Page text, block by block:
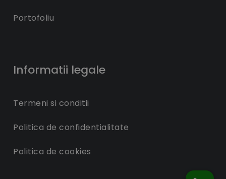
Portofoliu
Informatii legale
Termeni si conditii
Politica de confidentialitate
Politica de cookies